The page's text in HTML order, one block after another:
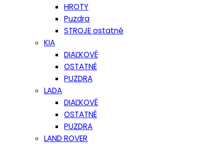
HROTY
Puzdra
STROJE ostatné
KIA
DIAĽKOVÉ
OSTATNÉ
PUZDRA
LADA
DIAĽKOVÉ
OSTATNÉ
PUZDRA
LAND ROVER